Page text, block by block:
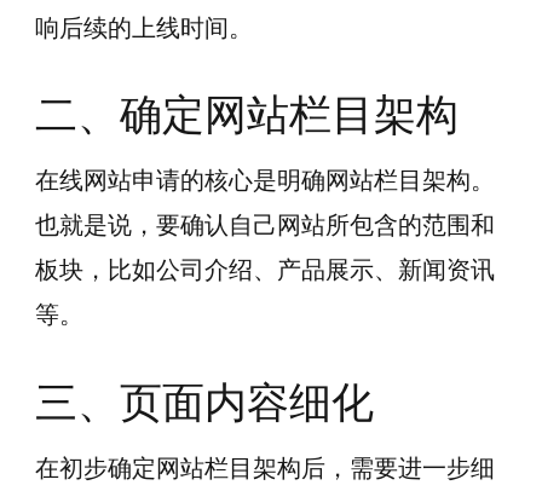
响后续的上线时间。
二、确定网站栏目架构
在线网站申请的核心是明确网站栏目架构。
也就是说，要确认自己网站所包含的范围和
板块，比如公司介绍、产品展示、新闻资讯
等。
三、页面内容细化
在初步确定网站栏目架构后，需要进一步细